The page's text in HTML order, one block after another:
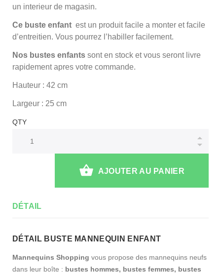
un interieur de magasin.
Ce buste enfant est un produit facile a monter et facile
d’entreitien. Vous pourrez l’habiller facilement.
Nos bustes enfants sont en stock et vous seront livre
rapidement apres votre commande.
Hauteur : 42 cm
Largeur : 25 cm
QTY
AJOUTER AU PANIER
DÉTAIL
DÉTAIL BUSTE MANNEQUIN ENFANT
Mannequins Shopping vous propose des mannequins neufs
dans leur boîte : bustes hommes, bustes femmes, bustes